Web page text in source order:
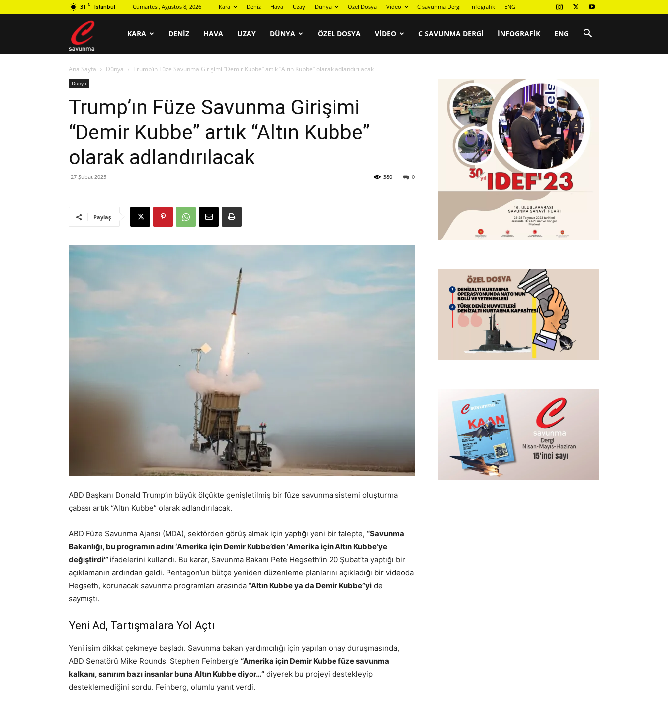
31 C İstanbul Cumartesi, Ağustos 8, 2026 Kara Deniz Hava Uzay Dünya Özel Dosya Video C savunma Dergi İnfografik ENG
savunma
KARA DENIZ HAVA UZAY DÜNYA ÖZEL DOSYA VIDEO C SAVUNMA DERGI İNFOGRAFIK ENG
Ana Sayfa Dünya Trump’ın Füze Savunma Girişimi “Demir Kubbe” artık “Altın Kubbe” olarak adlandırılacak
Dünya
Trump’ın Füze Savunma Girişimi
“Demir Kubbe” artık “Altın Kubbe”
olarak adlandırılacak
27 Şubat 2025 0
380
Paylaş
ABD Başkanı Donald Trump’ın büyük ölçükte genişletilmiş bir füze savunma sistemi oluşturma
çabası artık “Altın Kubbe” olarak adlandırılacak.
ABD Füze Savunma Ajansı (MDA), sektörden görüş almak için yaptığı yeni bir talepte, “Savunma
Bakanlığı, bu programın adını ‘Amerika için Demir Kubbe’den ‘Amerika için Altın Kubbe’ye
değiştirdi'” ifadelerini kullandı. Bu karar, Savunma Bakanı Pete Hegseth’in 20 Şubat’ta yaptığı bir
açıklamanın ardından geldi. Pentagon’un bütçe yeniden düzenleme planlarını açıkladığı bir videoda
Hegseth, korunacak savunma programları arasında “Altın Kubbe ya da Demir Kubbe”yi de
saymıştı.
Yeni Ad, Tartışmalara Yol Açtı
Yeni isim dikkat çekmeye başladı. Savunma bakan yardımcılığı için yapılan onay duruşmasında,
ABD Senatörü Mike Rounds, Stephen Feinberg’e “Amerika için Demir Kubbe füze savunma
kalkanı, sanırım bazı insanlar buna Altın Kubbe diyor…” diyerek bu projeyi destekleyip
desteklemediğini sordu. Feinberg, olumlu yanıt verdi.